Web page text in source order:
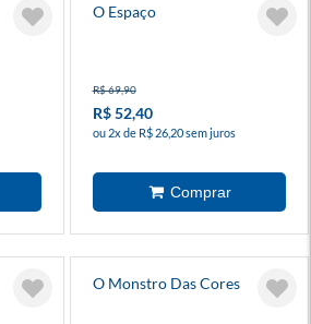
O Espaço
R$ 69,90
R$ 52,40
ou 2x de R$ 26,20 sem juros
O Monstro Das Cores